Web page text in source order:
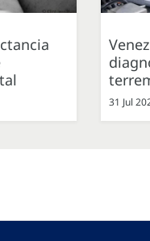
31 Jul